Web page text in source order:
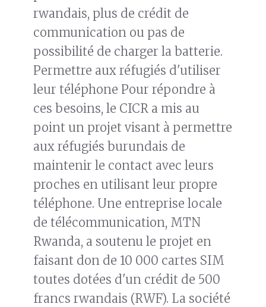
rwandais, plus de crédit de
communication ou pas de
possibilité de charger la batterie.
Permettre aux réfugiés d'utiliser
leur téléphone Pour répondre à
ces besoins, le CICR a mis au
point un projet visant à permettre
aux réfugiés burundais de
maintenir le contact avec leurs
proches en utilisant leur propre
téléphone. Une entreprise locale
de télécommunication, MTN
Rwanda, a soutenu le projet en
faisant don de 10 000 cartes SIM
toutes dotées d'un crédit de 500
francs rwandais (RWF). La société